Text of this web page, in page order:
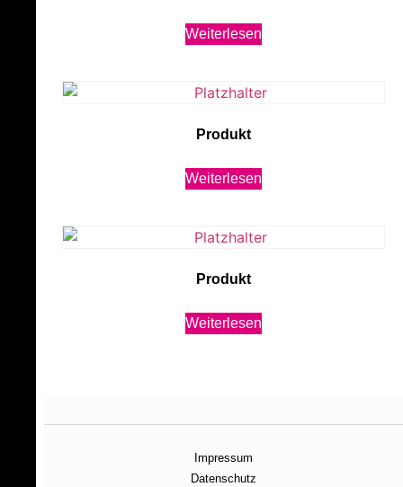
Weiterlesen
Produkt
Weiterlesen
Produkt
Weiterlesen
Impressum
Datenschutz